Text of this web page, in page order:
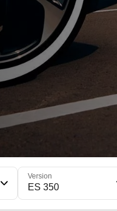
Version
ES 350